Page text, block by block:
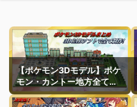
【ポケモン3Dモデル】ポケ
モン・カントー地方全ての
町モデルなどを紹介